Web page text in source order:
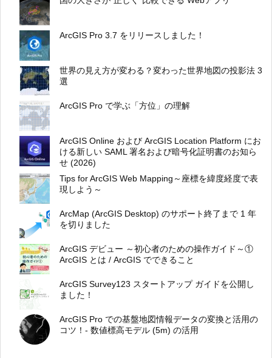
ArcGIS Pro 3.7 をリリースしました！
世界の見え方が変わる？変わった世界地図の投影法 3
選
ArcGIS Pro で学ぶ「方位」の理解
ArcGIS Online および ArcGIS Location Platform にお
ける新しい SAML 署名および暗号化証明書のお知ら
せ (2026)
Tips for ArcGIS Web Mapping～座標を緯度経度で表
現しよう～
ArcMap (ArcGIS Desktop) のサポート終了まで 1 年
を切りました
ArcGIS デビュー ～初心者のための操作ガイド～①
ArcGIS とは / ArcGIS でできること
ArcGIS Survey123 スタートアップ ガイドを公開し
ました！
ArcGIS Pro での基盤地図情報データの変換と活用の
コツ！- 数値標高モデル (5m) の活用